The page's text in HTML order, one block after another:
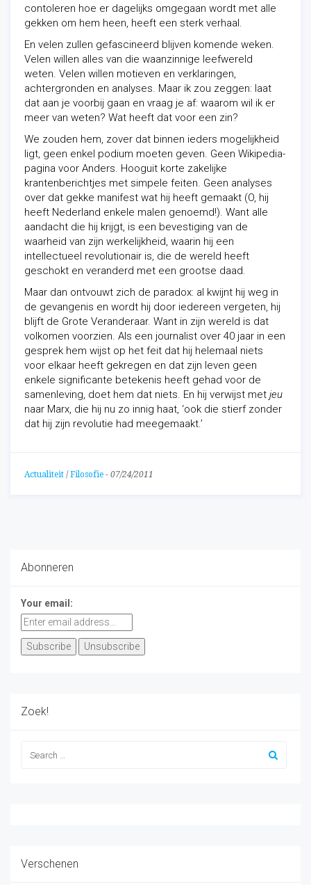
contoleren hoe er dagelijks omgegaan wordt met alle
gekken om hem heen, heeft een sterk verhaal.
En velen zullen gefascineerd blijven komende weken.
Velen willen alles van die waanzinnige leefwereld
weten. Velen willen motieven en verklaringen,
achtergronden en analyses. Maar ik zou zeggen: laat
dat aan je voorbij gaan en vraag je af: waarom wil ik er
meer van weten? Wat heeft dat voor een zin?
We zouden hem, zover dat binnen ieders mogelijkheid
ligt, geen enkel podium moeten geven. Geen Wikipedia-
pagina voor Anders. Hooguit korte zakelijke
krantenberichtjes met simpele feiten. Geen analyses
over dat gekke manifest wat hij heeft gemaakt (O, hij
heeft Nederland enkele malen genoemd!). Want alle
aandacht die hij krijgt, is een bevestiging van de
waarheid van zijn werkelijkheid, waarin hij een
intellectueel revolutionair is, die de wereld heeft
geschokt en veranderd met een grootse daad.
Maar dan ontvouwt zich de paradox: al kwijnt hij weg in
de gevangenis en wordt hij door iedereen vergeten, hij
blijft de Grote Veranderaar. Want in zijn wereld is dat
volkomen voorzien. Als een journalist over 40 jaar in een
gesprek hem wijst op het feit dat hij helemaal niets
voor elkaar heeft gekregen en dat zijn leven geen
enkele significante betekenis heeft gehad voor de
samenleving, doet hem dat niets. En hij verwijst met jeu
naar Marx, die hij nu zo innig haat, ‘ook die stierf zonder
dat hij zijn revolutie had meegemaakt.’
Actualiteit / Filosofie - 07/24/2011
Abonneren
Your email:
Zoek!
Verschenen